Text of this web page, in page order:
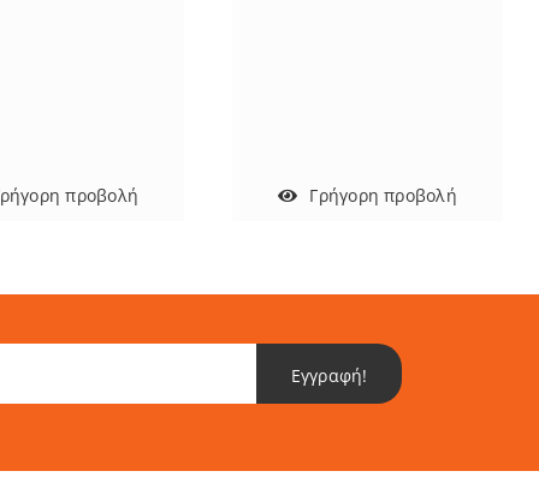
προβολή Γρήγορη προβολή
Εγγραφή!